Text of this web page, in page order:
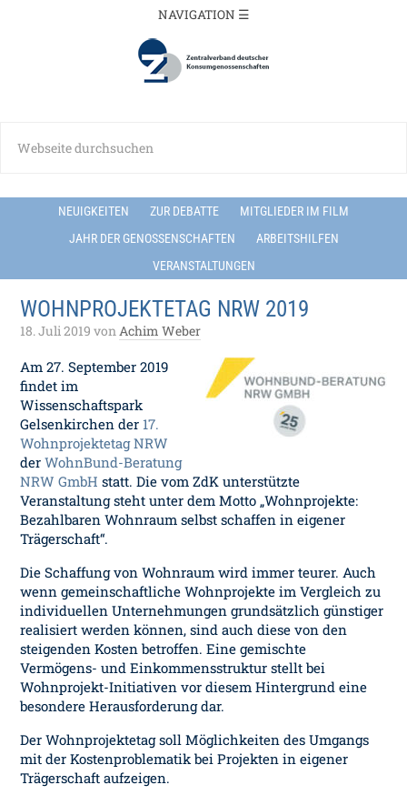
NEUIGKEITEN ZUR DEBATTE
MITGLIEDER IM FILM
JAHR DER GENOSSENSCHAFTEN
ARBEITSHILFEN
VERANSTALTUNGEN
WOHNPROJEKTETAG NRW 2019
18. Juli 2019 vonAchim Weber
Am 27. September 2019
findet im
Wissenschaftspark
Gelsenkirchen der 17.
Wohnprojektetag NRW
derWohnBund-Beratung
NRW GmbH statt. Die vom ZdK unterstützte
Veranstaltung steht unter dem Motto „Wohnprojekte:
Bezahlbaren Wohnraum selbst schaffen in eigener
Trägerschaft“.
Die Schaffung von Wohnraum wird immer teurer. Auch
wenn gemeinschaftliche Wohnprojekte im Vergleich zu
individuellen Unternehmungen grundsätzlich günstiger
realisiert werden können, sind auch diese von den
steigenden Kosten betroffen. Eine gemischte
Vermögens- und Einkommensstruktur stellt bei
Wohnprojekt-Initiativen vor diesem Hintergrund eine
besondere Herausforderung dar.
Der Wohnprojektetag soll Möglichkeiten des Umgangs
mit der Kostenproblematik bei Projekten in eigener
Trägerschaft aufzeigen.